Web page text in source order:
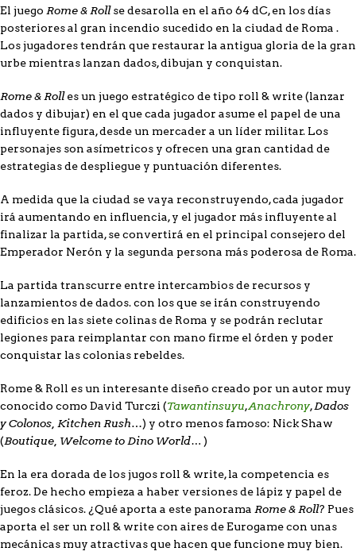
El juego Rome & Rollse desarolla en el año 64 dC, en los días
posteriores al gran incendio sucedido en la ciudad de Roma .
Los jugadores tendrán que restaurar la antigua gloria de la gran
urbe mientras lanzan dados, dibujan y conquistan.
Rome & Rolles un juego estratégico de tipo roll & write (lanzar
dados y dibujar) en el que cada jugador asume el papel de una
influyente figura, desde un mercader a un líder militar. Los
personajes son asímetricos y ofrecen una gran cantidad de
estrategias de despliegue y puntuación diferentes.
A medida que la ciudad se vaya reconstruyendo, cada jugador
irá aumentando en influencia, y el jugador más influyente al
finalizar la partida, se convertirá en el principal consejero del
Emperador Nerón y la segunda persona más poderosa de Roma.
La partida transcurre entre intercambios de recursos y
lanzamientos de dados. con los que se irán construyendo
edificios en las siete colinas de Roma y se podrán reclutar
legiones para reimplantar con mano firme el órden y poder
conquistar las colonias rebeldes.
Rome & Roll es un interesante diseño creado por un autor muy
conocido como David Turczi (Tawantinsuyu,Anachrony,Dados
y Colonos, Kitchen Rush…) y otro menos famoso: Nick Shaw
(Boutique, Welcome to Dino World… )
En la era dorada de los jugos roll & write, la competencia es
feroz. De hecho empieza a haber versiones de lápiz y papel de
juegos clásicos. ¿Qué aporta a este panorama Rome & Roll? Pues
aporta el ser un roll & write con aires de Eurogame con unas
mecánicas muy atractivas que hacen que funcione muy bien.